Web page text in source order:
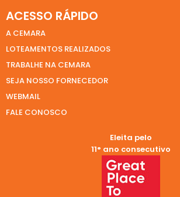
ACESSO RÁPIDO
A CEMARA
LOTEAMENTOS REALIZADOS
TRABALHE NA CEMARA
SEJA NOSSO FORNECEDOR
WEBMAIL
FALE CONOSCO
Eleita pelo
11° ano consecutivo